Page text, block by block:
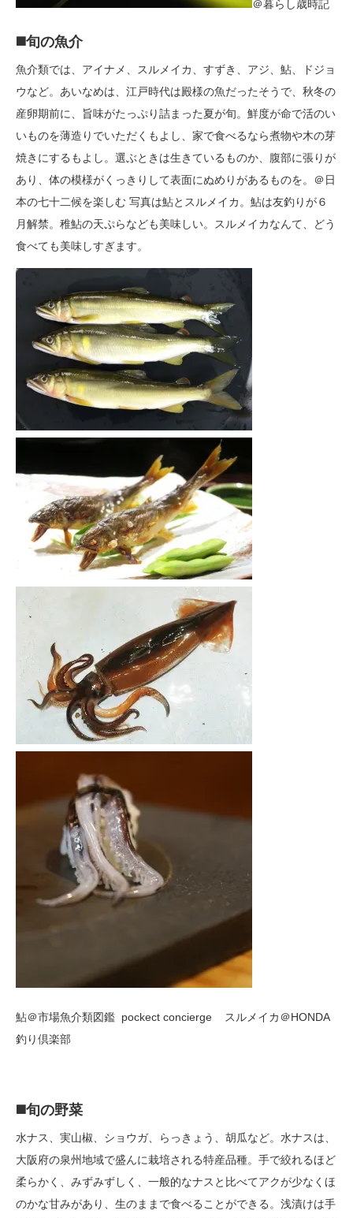
＠暮らし歳時記
◼️旬の魚介
魚介類では、アイナメ、スルメイカ、すずき、アジ、鮎、ドジョ
ウなど。あいなめは、江戸時代は殿様の魚だったそうで、秋冬の
産卵期前に、旨味がたっぷり詰まった夏が旬。鮮度が命で活のい
いものを薄造りでいただくもよし、家で食べるなら煮物や木の芽
焼きにするもよし。選ぶときは生きているものか、腹部に張りが
あり、体の模様がくっきりして表面にぬめりがあるものを。＠日
本の七十二候を楽しむ 写真は鮎とスルメイカ。鮎は友釣りが６
月解禁。稚鮎の天ぷらなども美味しい。スルメイカなんて、どう
食べても美味しすぎます。
鮎＠市場魚介類図鑑 pockect concierge スルメイカ＠HONDA
釣り倶楽部
◼️旬の野菜
水ナス、実山椒、ショウガ、らっきょう、胡瓜など。水ナスは、
大阪府の泉州地域で盛んに栽培される特産品種。手で絞れるほど
柔らかく、みずみずしく、一般的なナスと比べてアクが少なくほ
のかな甘みがあり、生のままで食べることができる。浅漬けは手